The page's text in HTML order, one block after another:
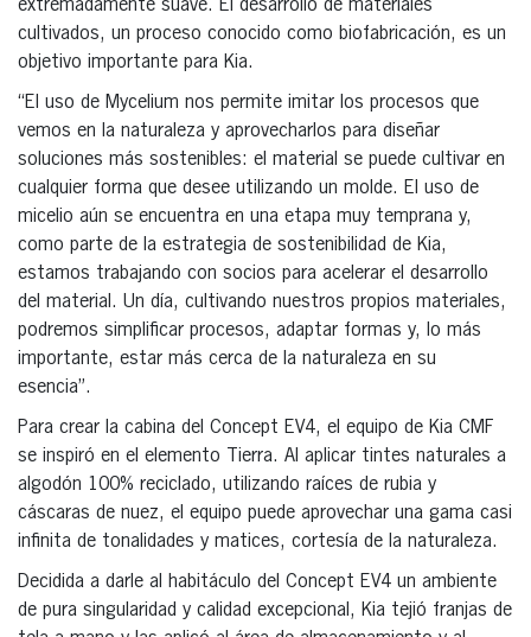
extremadamente suave. El desarrollo de materiales
cultivados, un proceso conocido como biofabricación, es un
objetivo importante para Kia.
“El uso de Mycelium nos permite imitar los procesos que
vemos en la naturaleza y aprovecharlos para diseñar
soluciones más sostenibles: el material se puede cultivar en
cualquier forma que desee utilizando un molde. El uso de
micelio aún se encuentra en una etapa muy temprana y,
como parte de la estrategia de sostenibilidad de Kia,
estamos trabajando con socios para acelerar el desarrollo
del material. Un día, cultivando nuestros propios materiales,
podremos simplificar procesos, adaptar formas y, lo más
importante, estar más cerca de la naturaleza en su
esencia”.
Para crear la cabina del Concept EV4, el equipo de Kia CMF
se inspiró en el elemento Tierra. Al aplicar tintes naturales a
algodón 100% reciclado, utilizando raíces de rubia y
cáscaras de nuez, el equipo puede aprovechar una gama casi
infinita de tonalidades y matices, cortesía de la naturaleza.
Decidida a darle al habitáculo del Concept EV4 un ambiente
de pura singularidad y calidad excepcional, Kia tejió franjas de